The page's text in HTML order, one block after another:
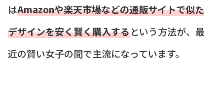
はAmazonや楽天市場などの通販サイトで似た
デザインを安く賢く購入するという方法が、最
近の賢い女子の間で主流になっています。